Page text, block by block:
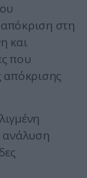
στη
και
που
απόκρισης
ανάλυση